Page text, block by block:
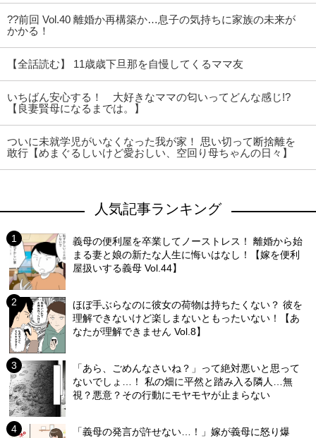
??前回 Vol.40 離婚か再構築か…息子の気持ちに家族の未来が
かかる！
【全話読む】 11歳歳下旦那を自慢してくるママ友
いちばん安心する！ 大好きなママの匂いってどんな感じ!?
【良妻賢母になるまでは。】
ついに未就学児がいなくなった我が家！ 思い切って断捨離を
敢行【めまぐるしいけど愛おしい、空回り母ちゃんの日々】
人気記事ランキング
義母の便利屋を卒業してノーストレス！ 離婚から始
まる妻と娘の新たな人生に悔いはなし！【嫁を便利
屋扱いする義母 Vol.44】
ほぼ手ぶらなのに彼女の荷物は持ちたくない？ 彼を
理解できないけど楽しまないともったいない！【あ
なたが理解できません Vol.8】
「あら、ごめんなさいね？」って絶対悪いと思って
ないでしょ…！ 私の畑に平然と踏み入る隣人…無
視？悪意？その行動にモヤモヤが止まらない
「義母の発言が許せない…！」嫁が義母に怒り爆